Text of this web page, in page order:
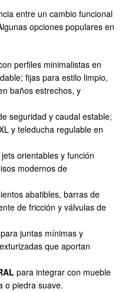
entre un cambio funcional
opciones populares en
perfiles minimalistas en
fijas para estilo limpio,
baños estrechos, y
seguridad y caudal estable;
y teleducha regulable en
orientables y función
modernos de
abatibles, barras de
de fricción y válvulas de
juntas mínimas y
que aportan
para integrar con mueble
o piedra suave.